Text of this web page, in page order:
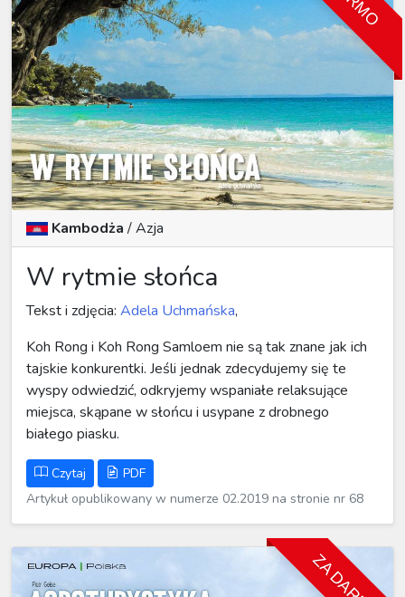
Kambodża/Azja
W rytmie słońca
Tekst i zdjęcia: Adela Uchmańska,
Koh Rong i Koh Rong Samloem nie są tak znane jak ich
tajskie konkurentki. Jeśli jednak zdecydujemy się te
wyspy odwiedzić, odkryjemy wspaniałe relaksujące
miejsca, skąpane w słońcu i usypane z drobnego
białego piasku.
Czytaj
PDF
Artykuł opublikowany w numerze 02.2019 na stronie nr 68